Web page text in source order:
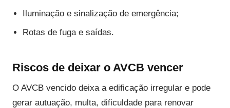
Iluminação e sinalização de emergência;
Rotas de fuga e saídas.
Riscos de deixar o AVCB vencer
O AVCB vencido deixa a edificação irregular e pode
gerar autuação, multa, dificuldade para renovar